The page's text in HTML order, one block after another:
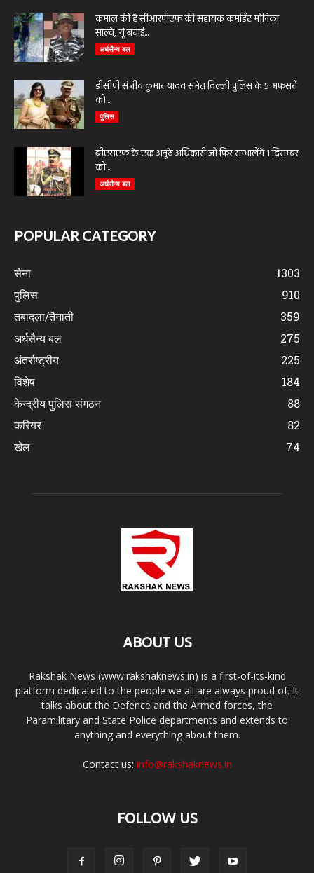
कमाल की है सीआरपीएफ की सहायक कमांडेंट मोनिका
साल्वे, यूं बचाई...
अर्धसैन्य बल
डीसीपी संजीव कुमार यादव समेत दिल्ली पुलिस के 5 अफसरों
को...
पुलिस
बीएसएफ के एक अनूठे अधिकारी जो फिर सम्भालेंगे 1 दिसम्बर
को...
अर्धसैन्य बल
POPULAR CATEGORY
सेना
1303
पुलिस
910
तबादला/तैनाती
359
अर्धसैन्य बल
275
अंतर्राष्ट्रीय
225
विशेष
184
केन्द्रीय पुलिस संगठन
88
करियर
82
खेल
74
ABOUT US
Rakshak News (www.rakshaknews.in) is a first-of-its-kind
platform dedicated to the people we all are always proud of. It
talks about the Defence and the Armed forces, the
Paramilitary and State Police departments and extends to
anything and everything about them.
Contact us: info@rakshaknews.in
FOLLOW US